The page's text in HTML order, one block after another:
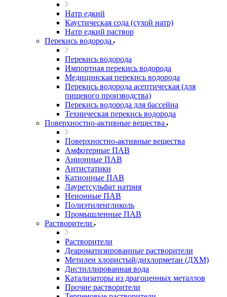
Натр едкий
Каустическая сода (сухой натр)
Натр едкий раствор
Перекись водорода
Перекись водорода
Импортная перекись водорода
Медицинская перекись водорода
Перекись водорода асептическая (для
пищевого производства)
Перекись водорода для бассейна
Техническая перекись водорода
Поверхностно-активные вещества
Поверхностно-активные вещества
Амфотерные ПАВ
Анионные ПАВ
Антистатики
Катионные ПАВ
Лауретсульфат натрия
Неионные ПАВ
Полиэтиленгликоль
Промышленные ПАВ
Растворители
Растворители
Деароматизированные растворители
Метилен хлористый/дихлорметан (ДХМ)
Дистиллированная вода
Катализаторы из драгоценных металлов
Прочие растворители